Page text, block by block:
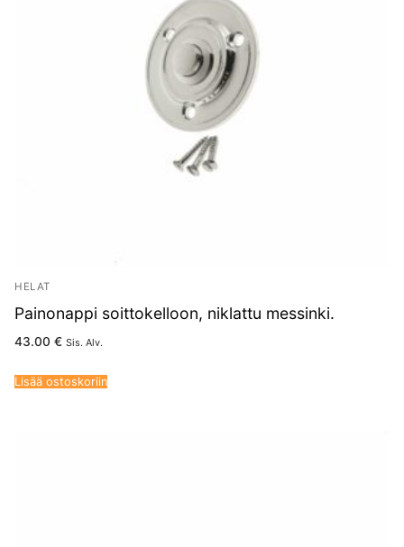
HELAT
Painonappi soittokelloon, niklattu messinki.
43.00 € Sis. Alv.
Lisää ostoskoriin